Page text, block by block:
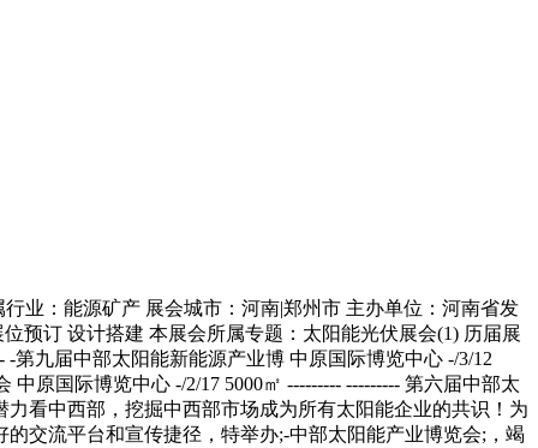
业：能源矿产 展会城市：河南|郑州市 主办单位：河南省发
预订 设计搭建 本展会所属专题：太阳能光伏展会(1) 历届展
第九届中部太阳能新能源产业博 中原国际博览中心 -/3/12
原国际博览中心 -/2/17 5000㎡ --------- --------- 第六届中部太
力看中西部，挖掘中西部市场成为所有太阳能企业的共识！为
交流平台和宣传捷径，特举办;-中部太阳能产业博览会;，竭